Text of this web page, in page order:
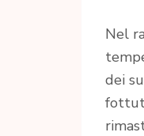
Nel
dei